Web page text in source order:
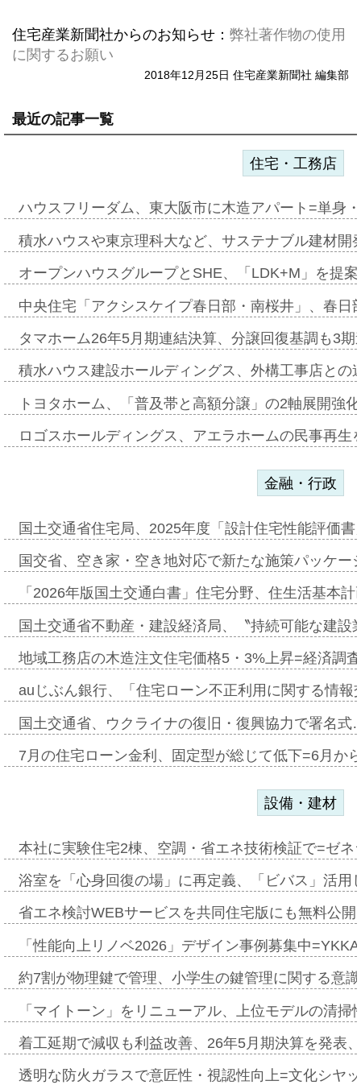
住宅産業新聞社からのお知らせ： 弊社著作物の使用
に関するお願い
2018年12月25日 住宅産業新聞社 編集部
最近の記事一覧
住宅・工務店
ハウスフリーダム、東大阪市に木造アパート=単身
積水ハウスや東京理科大など、サステナブル建材
オープンハウスグループとSHE、「LDK+M」を提
中央住宅「アクシスケイプ春日部・南桜井」、春
タマホーム26年5月期連結決算、分譲回復基調も3
積水ハウス建設ホールディングス、外構工事店と
トヨタホーム、「普及帯と高額分譲」の2軸展開強
ロゴスホールディングス、アエラホームの民事再
金融・行政
国土交通省住宅局、2025年度「設計住宅性能評価
国交省、空き家・空き地対応で新たな施策パッケ
「2026年版国土交通白書」住宅分野、住生活基本
国土交通省不動産・建設経済局、〝持続可能な建
地域工務店の木造注文住宅価格5・3%上昇=経済調
auじぶん銀行、「住宅ローン不正利用に関する情
国土交通省、ウクライナの復旧・復興協力で署名
7月の住宅ローン金利、固定型が総じて低下=6月か
設備・建材
本社に実験住宅2棟、空調・省エネ技術検証で=ゼ
浴室を「心身回復の場」に再定義、「ビバス」活
省エネ検討WEBサービスを共同住宅版にも無料公
「性能向上リノベ2026」デザイン事例募集中
約7割が物理鍵で管理、小学生の鍵管理に関する意
「マイトーン」をリニューアル、上位モデルの清
着工延期で減収も利益改善、26年5月期決算を発表
透明な防火ガラスで意匠性・視認性向上=文化シヤ